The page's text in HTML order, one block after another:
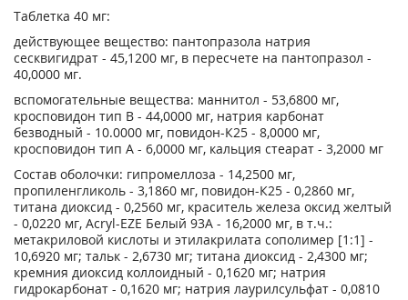
Таблетка 40 мг:
действующее вещество: пантопразола натрия
сесквигидрат - 45,1200 мг, в пересчете на пантопразол -
40,0000 мг.
вспомогательные вещества: маннитол - 53,6800 мг,
кросповидон тип В - 44,0000 мг, натрия карбонат
безводный - 10.0000 мг, повидон-К25 - 8,0000 мг,
кросповидон тип А - 6,0000 мг, кальция стеарат - 3,2000 мг
Состав оболочки: гипромеллоза - 14,2500 мг,
пропиленгликоль - 3,1860 мг, повидон-К25 - 0,2860 мг,
титана диоксид - 0,2560 мг, краситель железа оксид желтый
- 0,0220 мг, Acryl-EZE Белый 93А - 16,2000 мг, в т.ч.:
метакриловой кислоты и этилакрилата сополимер [1:1] -
10,6920 мг; тальк - 2,6730 мг; титана диоксид - 2,4300 мг;
кремния диоксид коллоидный - 0,1620 мг; натрия
гидрокарбонат - 0,1620 мг; натрия лаурилсульфат - 0,0810